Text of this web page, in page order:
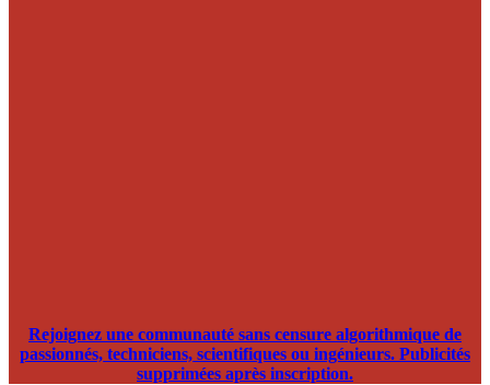
Rejoignez une communauté sans censure algorithmique de
passionnés, techniciens, scientifiques ou ingénieurs. Publicités
supprimées après inscription.